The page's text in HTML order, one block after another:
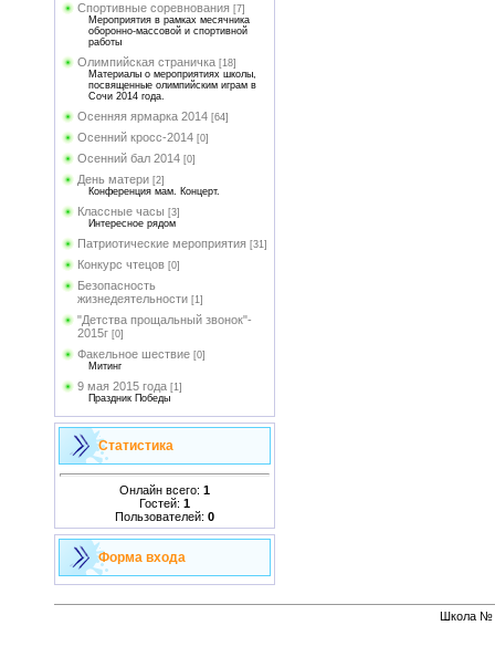
Спортивные соревнования [7]
Мероприятия в рамках месячника
оборонно-массовой и спортивной
работы
Олимпийская страничка [18]
Материалы о мероприятиях школы,
посвященные олимпийским играм в
Сочи 2014 года.
Осенняя ярмарка 2014 [64]
Осенний кросс-2014 [0]
Осенний бал 2014 [0]
День матери [2]
Конференция мам. Концерт.
Классные часы [3]
Интересное рядом
Патриотические мероприятия [31]
Конкурс чтецов [0]
Безопасность
жизнедеятельности [1]
"Детства прощальный звонок"-
2015г [0]
Факельное шествие [0]
Митинг
9 мая 2015 года [1]
Праздник Победы
Статистика
Онлайн всего: 1
Гостей: 1
Пользователей: 0
Форма входа
Школа №